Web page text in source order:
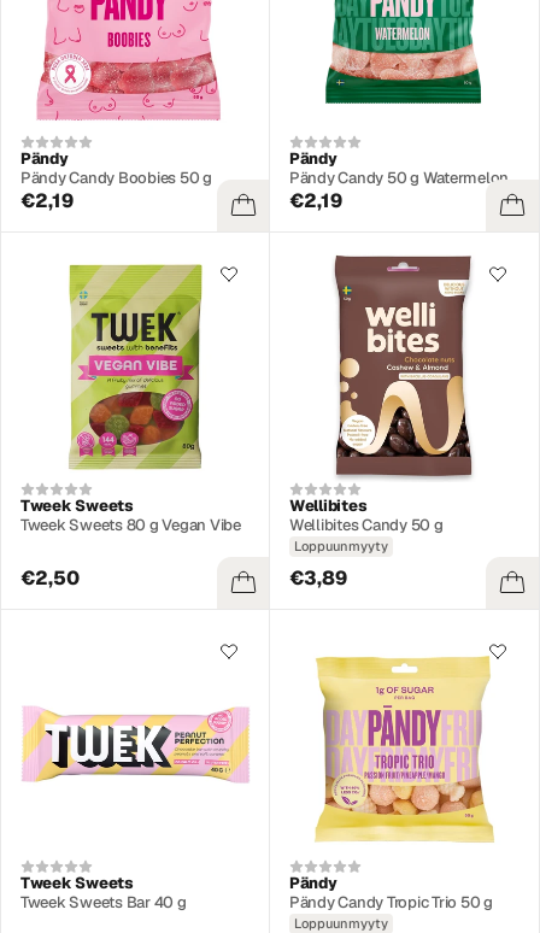
Pändy
Pändy Candy Boobies 50 g
€2,19
Pändy
Pändy Candy 50 g Watermelon
€2,19
Tweek Sweets
Tweek Sweets 80 g Vegan Vibe
€2,50
Wellibites
Wellibites Candy 50 g
Loppuunmyyty
€3,89
Tweek Sweets
Tweek Sweets Bar 40 g
Pändy
Pändy Candy Tropic Trio 50 g
Loppuunmyyty